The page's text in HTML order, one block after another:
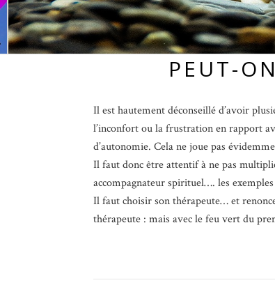
PEUT-
Il est hautement déconseillé d’avoir
l’inconfort ou la frustration en rapport
d’autonomie. Cela ne joue pas
Il faut donc être attentif à ne pas
accompagnateur spirituel…. les
Il faut choisir son thérapeute… et
thérapeute : mais avec le feu vert du